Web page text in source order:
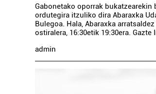
Gabonetako oporrak bukatzearekin
ordutegira itzuliko dira Abaraxka
Bulegoa. Hala, Abaraxka
ostiralera, 16:30etik 19:30era. Gazte
admin